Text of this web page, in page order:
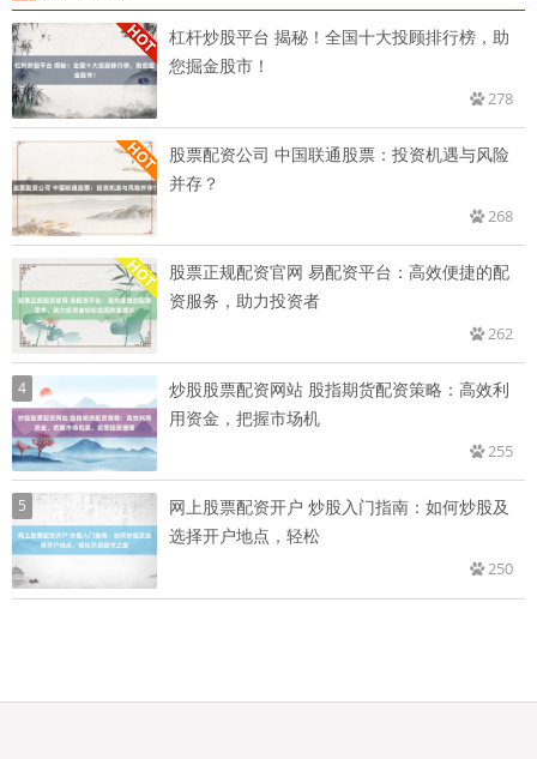
杠杆炒股平台 揭秘！全国十大投顾排行榜，助
您掘金股市！
278
股票配资公司 中国联通股票：投资机遇与风险
并存？
268
股票正规配资官网 易配资平台：高效便捷的配
资服务，助力投资者
262
4
炒股股票配资网站 股指期货配资策略：高效利
用资金，把握市场机
255
5
网上股票配资开户 炒股入门指南：如何炒股及
选择开户地点，轻松
250